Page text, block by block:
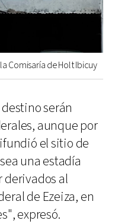
Comisaría de Holt Ibicuy
serán
aunque por
el sitio de
una estadía
derivados al
de Ezeiza, en
expresó.